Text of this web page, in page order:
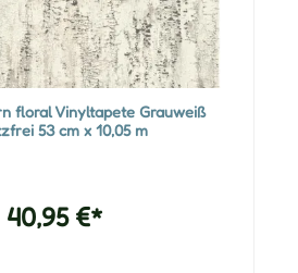
floral Vinyltapete Grauweiß
53 cm x 10,05 m
40,95 €*